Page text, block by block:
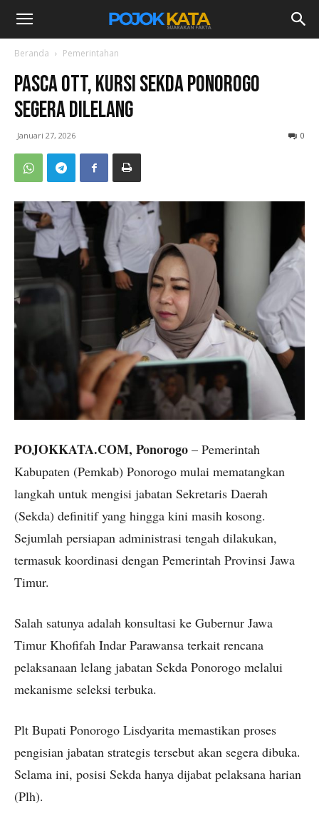
Beranda Pemerintahan
Pasca OTT, Kursi Sekda Ponorogo
Segera Dilelang
Januari 27, 2026 0
POJOKKATA.COM, Ponorogo – Pemerintah
Kabupaten (Pemkab) Ponorogo mulai mematangkan
langkah untuk mengisi jabatan Sekretaris Daerah
(Sekda) definitif yang hingga kini masih kosong.
Sejumlah persiapan administrasi tengah dilakukan,
termasuk koordinasi dengan Pemerintah Provinsi Jawa
Timur.
Salah satunya adalah konsultasi ke Gubernur Jawa
Timur Khofifah Indar Parawansa terkait rencana
pelaksanaan lelang jabatan Sekda Ponorogo melalui
mekanisme seleksi terbuka.
Plt Bupati Ponorogo Lisdyarita memastikan proses
pengisian jabatan strategis tersebut akan segera dibuka.
Selama ini, posisi Sekda hanya dijabat pelaksana harian
(Plh).